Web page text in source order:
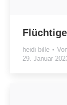
heidi bille
29. Januar